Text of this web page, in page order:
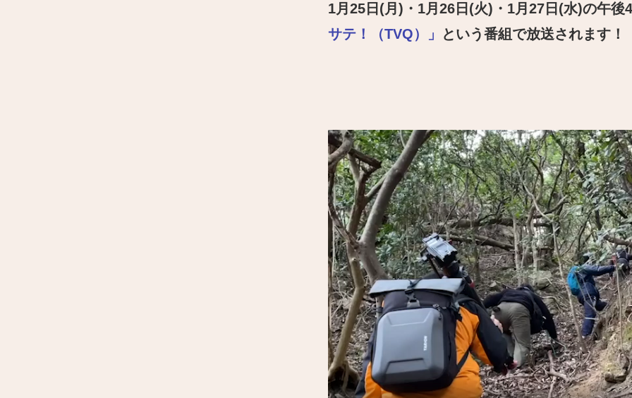
1月25日(月)・ 1月26日(火)・ 1月27日(水)の午後
サテ！
（TVQ） 」 という番組 で放送されます！